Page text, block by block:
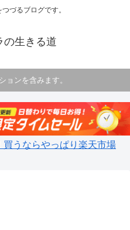
づるブログです。
の生きる道
ョンを含みます。
うならやっぱり楽天市場